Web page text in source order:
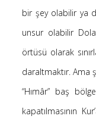
bir şey olabilir ya
unsur olabilir
örtüsü olarak
daraltmaktır. Ama
“Hımâr” baş
kapatılmasının